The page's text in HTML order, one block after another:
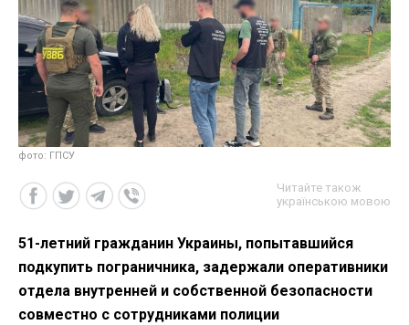
фото: ГПСУ
Читайте також
українською мовою
51-летний гражданин Украины, попытавшийся
подкупить пограничника, задержали оперативники
отдела внутренней и собственной безопасности
совместно с сотрудниками полиции